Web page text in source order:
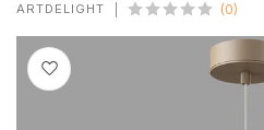
ARTDELIGHT (0)